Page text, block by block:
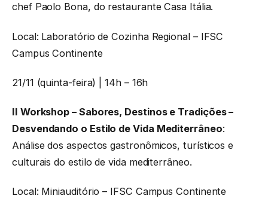
chef Paolo Bona, do restaurante Casa Itália.
Local: Laboratório de Cozinha Regional – IFSC
Campus Continente
21/11 (quinta-feira) | 14h – 16h
II Workshop – Sabores, Destinos e Tradições –
Desvendando o Estilo de Vida Mediterrâneo:
Análise dos aspectos gastronômicos, turísticos e
culturais do estilo de vida mediterrâneo.
Local: Miniauditório – IFSC Campus Continente